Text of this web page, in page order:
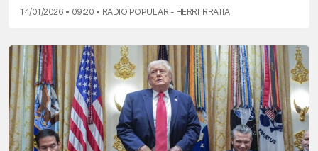
14/01/2026 • 09:20 • RADIO POPULAR - HERRI IRRATIA